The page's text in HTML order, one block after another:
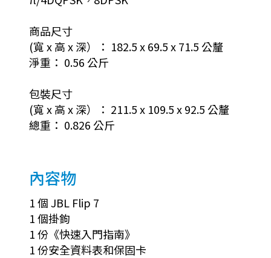
商品尺寸
(寬 x 高 x 深）： 182.5 x 69.5 x 71.5 公釐
淨重： 0.56 公斤
包裝尺寸
(寬 x 高 x 深）： 211.5 x 109.5 x 92.5 公釐
總重： 0.826 公斤
內容物
1 個 JBL Flip 7
1 個掛鉤
1 份《快速入門指南》
1 份安全資料表和保固卡